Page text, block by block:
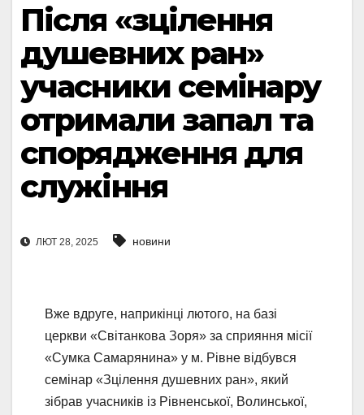
Після «зцілення
душевних ран»
учасники семінару
отримали запал та
спорядження для
служіння
ЛЮТ 28, 2025 новини
Вже вдруге, наприкінці лютого, на базі
церкви «Світанкова Зоря» за сприяння місії
«Сумка Самарянина» у м. Рівне відбувся
семінар «Зцілення душевних ран», який
зібрав учасників із Рівненської, Волинської,